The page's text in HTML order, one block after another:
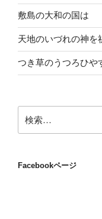
敷島の大和の国は
天地のいづれの神を
つき草のうつろひや
索:
Facebookページ